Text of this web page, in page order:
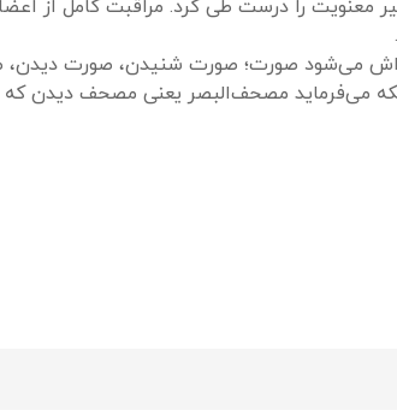
معنویت را درست طی کرد. مراقبت کامل از
می‌شود صورت؛ صورت شنیدن، صورت
می‌فرماید مصحف‌البصر یعنی مصحف دیدن